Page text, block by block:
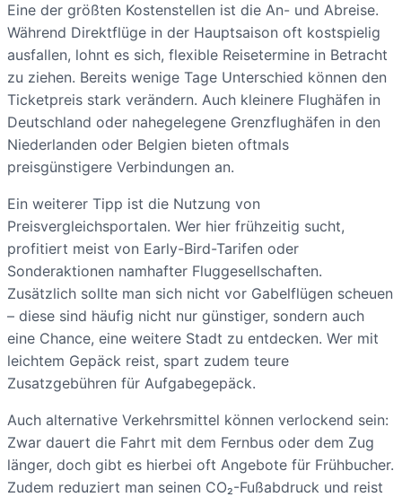
Eine der größten Kostenstellen ist die An- und Abreise.
Während Direktflüge in der Hauptsaison oft kostspielig
ausfallen, lohnt es sich, flexible Reisetermine in Betracht
zu ziehen. Bereits wenige Tage Unterschied können den
Ticketpreis stark verändern. Auch kleinere Flughäfen in
Deutschland oder nahegelegene Grenzflughäfen in den
Niederlanden oder Belgien bieten oftmals
preisgünstigere Verbindungen an.
Ein weiterer Tipp ist die Nutzung von
Preisvergleichsportalen. Wer hier frühzeitig sucht,
profitiert meist von Early-Bird-Tarifen oder
Sonderaktionen namhafter Fluggesellschaften.
Zusätzlich sollte man sich nicht vor Gabelflügen scheuen
– diese sind häufig nicht nur günstiger, sondern auch
eine Chance, eine weitere Stadt zu entdecken. Wer mit
leichtem Gepäck reist, spart zudem teure
Zusatzgebühren für Aufgabegepäck.
Auch alternative Verkehrsmittel können verlockend sein:
Zwar dauert die Fahrt mit dem Fernbus oder dem Zug
länger, doch gibt es hierbei oft Angebote für Frühbucher.
Zudem reduziert man seinen CO₂-Fußabdruck und reist